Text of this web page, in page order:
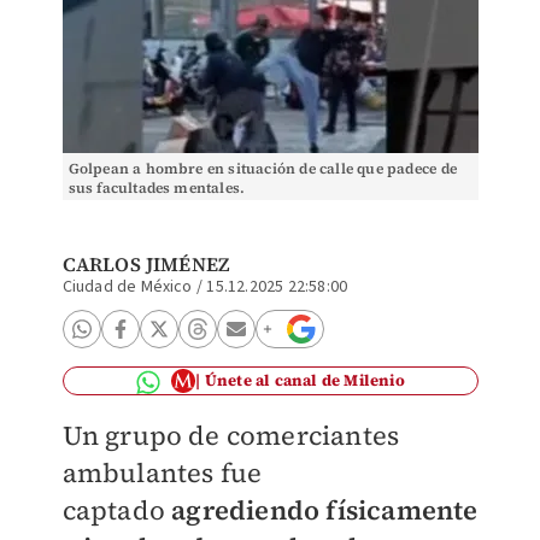
Golpean a hombre en situación de calle que padece de
sus facultades mentales.
CARLOS JIMÉNEZ
Ciudad de México /15.12.2025 22:58:00
Únete al canal de Milenio
Un grupo de comerciantes
ambulantes fue
captado agrediendo físicamente